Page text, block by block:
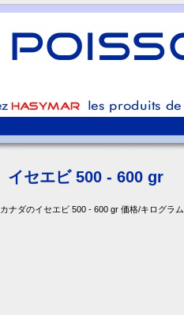
イセエビ 500 - 600 gr
カナダのイセエビ 500 - 600 gr 価格/キログラム